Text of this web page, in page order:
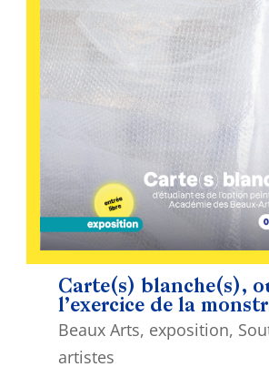
Carte(s) blanche(s),
l’exercice de la
Beaux Arts, exposition,
artistes